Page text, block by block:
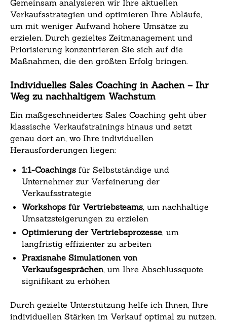
Gemeinsam analysieren wir Ihre aktuellen
Verkaufsstrategien und optimieren Ihre Abläufe,
um mit weniger Aufwand höhere Umsätze zu
erzielen. Durch gezieltes Zeitmanagement und
Priorisierung konzentrieren Sie sich auf die
Maßnahmen, die den größten Erfolg bringen.
Individuelles Sales Coaching in Aachen – Ihr
Weg zu nachhaltigem Wachstum
Ein maßgeschneidertes Sales Coaching geht über
klassische Verkaufstrainings hinaus und setzt
genau dort an, wo Ihre individuellen
Herausforderungen liegen:
1:1-Coachings für Selbstständige und
Unternehmer zur Verfeinerung der
Verkaufsstrategie
Workshops für Vertriebsteams, um nachhaltige
Umsatzsteigerungen zu erzielen
Optimierung der Vertriebsprozesse, um
langfristig effizienter zu arbeiten
Praxisnahe Simulationen von
Verkaufsgesprächen, um Ihre Abschlussquote
signifikant zu erhöhen
Durch gezielte Unterstützung helfe ich Ihnen, Ihre
individuellen Stärken im Verkauf optimal zu nutzen.